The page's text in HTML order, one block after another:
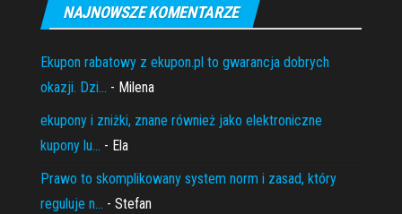
NAJNOWSZE KOMENTARZE
Ekupon rabatowy z ekupon.pl to gwarancja dobrych
okazji. Dzi... - Milena
ekupony i zniżki, znane również jako elektroniczne
kupony lu... - Ela
Prawo to skomplikowany system norm i zasad, który
reguluje n... - Stefan